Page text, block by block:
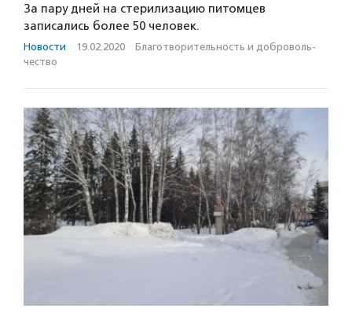
За пару дней на стерилизацию питомцев
записались более 50 человек.
Новости · 19.02.2020 · Благотвори­тель­ность и доброволь­
чест­во